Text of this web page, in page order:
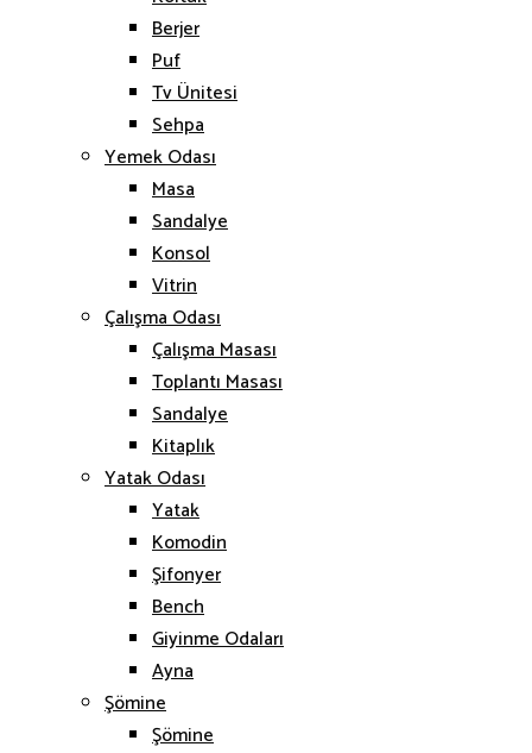
Berjer
Puf
Tv Ünitesi
Sehpa
Yemek Odası
Masa
Sandalye
Konsol
Vitrin
Çalışma Odası
Çalışma Masası
Toplantı Masası
Sandalye
Kitaplık
Yatak Odası
Yatak
Komodin
Şifonyer
Bench
Giyinme Odaları
Ayna
Şömine
Şömine